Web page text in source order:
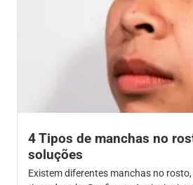
4 Tipos de manchas no
soluções
Existem diferentes manchas no